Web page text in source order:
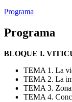
Programa
Programa
BLOQUE I.
TEMA 1. La
TEMA 2. La
TEMA 3.
TEMA 4.